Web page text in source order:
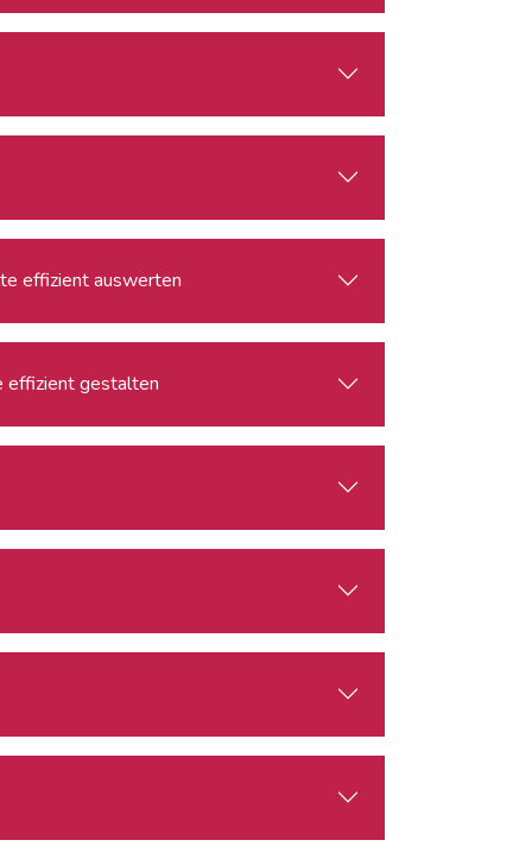
effizient auswerten
effizient gestalten